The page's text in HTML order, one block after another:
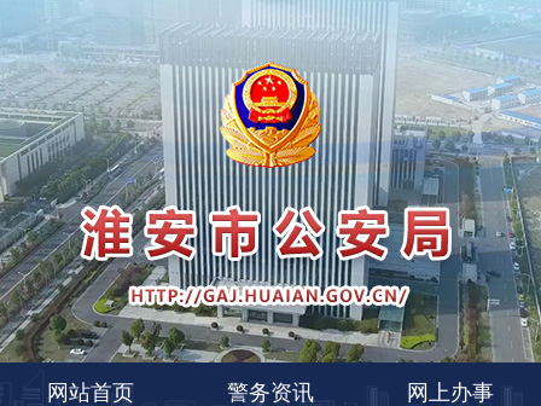
网站首页 警务资讯 网上办事